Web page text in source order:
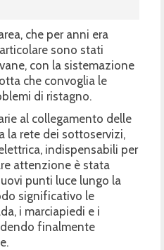
che per anni era
sono stati
con la sistemazione
che convoglia le
di ristagno.
al collegamento delle
la rete dei sottoservizi,
indispensabili per
attenzione è stata
punti luce lungo la
significativo le
i marciapiedi e i
finalmente